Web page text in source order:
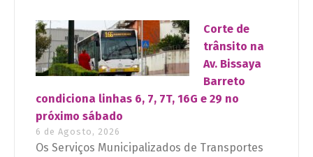
Corte de
trânsito na
Av. Bissaya
Barreto
condiciona linhas 6, 7, 7T, 16G e 29 no
próximo sábado
6 de Agosto, 2026
Os Serviços Municipalizados de Transportes